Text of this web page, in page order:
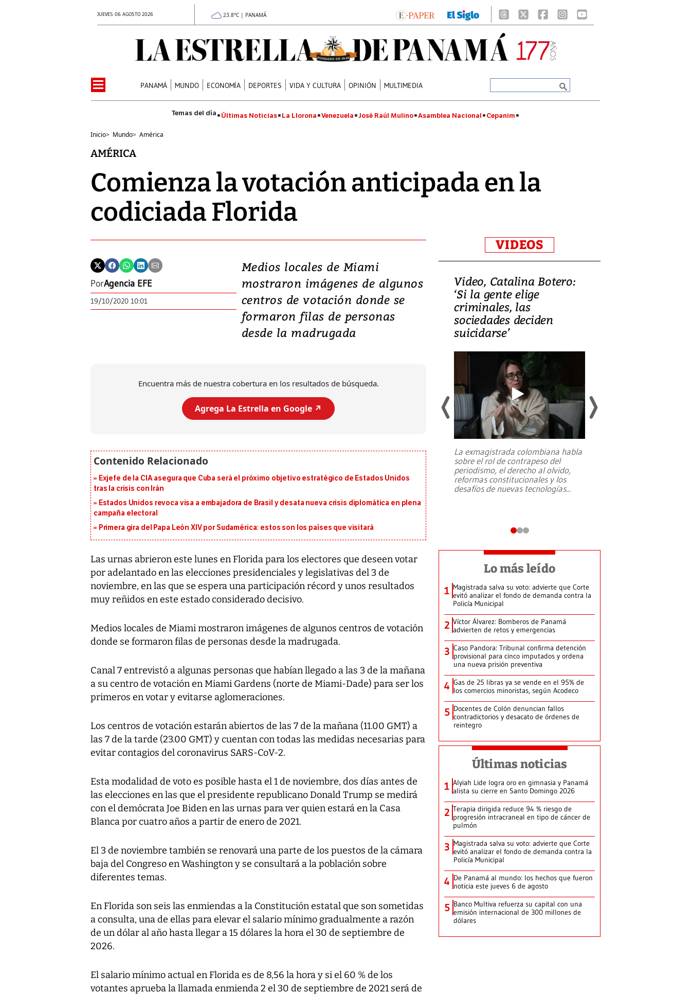
JUEVES 06 AGOSTO 2026 23.8°C | PANAMÁ
PANAMÁ MUNDO ECONOMÍA DEPORTES VIDA Y CULTURA OPINIÓN MULTIMEDIA
Últimas Noticias La Llorona Venezuela José Raúl Mulino Asamblea Nacional Cepanim
Inicio> Mundo> América
AMÉRICA
Comienza la votación anticipada en la
codiciada Florida
PorAgencia EFE
19/10/2020 10:01
Medios locales de Miami
mostraron imágenes de algunos
centros de votación donde se
formaron filas de personas
desde la madrugada
Encuentra más de nuestra cobertura en los resultados de búsqueda.
Agrega La Estrella en Google ↗️
Exjefe de la CIA asegura que Cuba será el próximo objetivo estratégico de Estados Unidos
tras la crisis con Irán
Estados Unidos revoca visa a embajadora de Brasil y desata nueva crisis diplomática en plena
campaña electoral
Primera gira del Papa León XIV por Sudamérica: estos son los países que visitará
Las urnas abrieron este lunes en Florida para los electores que deseen votar
por adelantado en las elecciones presidenciales y legislativas del 3 de
noviembre, en las que se espera una participación récord y unos resultados
muy reñidos en este estado considerado decisivo.
Medios locales de Miami mostraron imágenes de algunos centros de votación
donde se formaron filas de personas desde la madrugada.
Canal 7 entrevistó a algunas personas que habían llegado a las 3 de la mañana
a su centro de votación en Miami Gardens (norte de Miami-Dade) para ser los
primeros en votar y evitarse aglomeraciones.
Los centros de votación estarán abiertos de las 7 de la mañana (11.00 GMT) a
las 7 de la tarde (23.00 GMT) y cuentan con todas las medidas necesarias para
evitar contagios del coronavirus SARS-CoV-2.
Esta modalidad de voto es posible hasta el 1 de noviembre, dos días antes de
las elecciones en las que el presidente republicano Donald Trump se medirá
con el demócrata Joe Biden en las urnas para ver quien estará en la Casa
Blanca por cuatro años a partir de enero de 2021.
El 3 de noviembre también se renovará una parte de los puestos de la cámara
baja del Congreso en Washington y se consultará a la población sobre
diferentes temas.
En Florida son seis las enmiendas a la Constitución estatal que son sometidas
a consulta, una de ellas para elevar el salario mínimo gradualmente a razón
de un dólar al año hasta llegar a 15 dólares la hora el 30 de septiembre de
2026.
El salario mínimo actual en Florida es de 8,56 la hora y si el 60 % de los
votantes aprueba la llamada enmienda 2 el 30 de septiembre de 2021 será de
VIDEOS
Video, Japón: Terremoto
deja heridos y graves
daños en Kumamoto
al sur de Japón, provocando una
Video, Catalina Botero:
‘Si la gente elige
criminales, las
sociedades deciden
suicidarse’
La exmagistrada colombiana habla
sobre el rol de contrapeso del
periodismo, el derecho al olvido,
reformas constitucionales y los
desafíos de nuevas tecnologías...
Lo más leído
1 Magistrada salva su voto: advierte que Corte
evitó analizar el fondo de demanda contra la
Policía Municipal
2 Víctor Álvarez: Bomberos de Panamá
advierten de retos y emergencias
3 Caso Pandora: Tribunal confirma detención
provisional para cinco imputados y ordena
una nueva prisión preventiva
4 Gas de 25 libras ya se vende en el 95% de
los comercios minoristas, según Acodeco
5 Docentes de Colón denuncian fallos
contradictorios y desacato de órdenes de
reintegro
Últimas noticias
1 Alyiah Lide logra oro en gimnasia y Panamá
alista su cierre en Santo Domingo 2026
2 Terapia dirigida reduce 94 % riesgo de
progresión intracraneal en tipo de cáncer de
pulmón
3 Magistrada salva su voto: advierte que Corte
evitó analizar el fondo de demanda contra la
Policía Municipal
4 De Panamá al mundo: los hechos que fueron
noticia este jueves 6 de agosto
5 Banco Multiva refuerza su capital con una
emisión internacional de 300 millones de
dólares